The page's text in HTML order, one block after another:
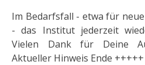
Im Bedarfsfall - etwa für
- das Institut jederzeit
Vielen Dank für Deine
Aktueller Hinweis Ende +++++